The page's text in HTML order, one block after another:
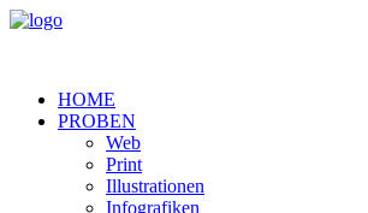
HOME
PROBEN
Web
Print
Illustrationen
Infografiken